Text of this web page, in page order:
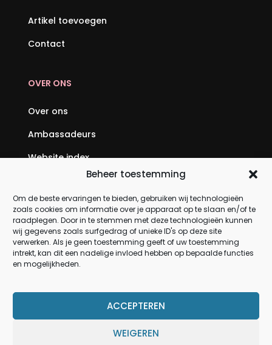
Beheer toestemming
Om de beste ervaringen te bieden, gebruiken wij technologieën
zoals cookies om informatie over je apparaat op te slaan en/of te
raadplegen. Door in te stemmen met deze technologieën kunnen
wij gegevens zoals surfgedrag of unieke ID's op deze site
verwerken. Als je geen toestemming geeft of uw toestemming
intrekt, kan dit een nadelige invloed hebben op bepaalde functies
en mogelijkheden.
ACCEPTEREN
WEIGEREN
PRODUCTEN
Meubels
OVER ONS
Over ons
Ambassadeurs
Website index
SEO backlinks kopen: jouw complete gids voor
hogere posities in Google
Geld verdienen via internet: jouw complete gids
om online inkomen op te bouwen
Artikel toevoegen
Contact